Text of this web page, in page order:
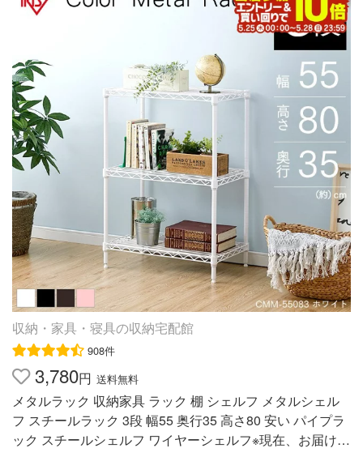
棚 おしゃれ トイレラック スチールラックすきま
収納・家具・寝具の収納宅配館
908件
3,780円 送料無料
メタルラック 収納家具 ラック 棚 シェルフ メタルシェル
フ スチールラック 3段 幅55 奥行35 高さ80 安い パイプラ
ック スチールシェルフ ワイヤーシェルフ※現在、お届け日